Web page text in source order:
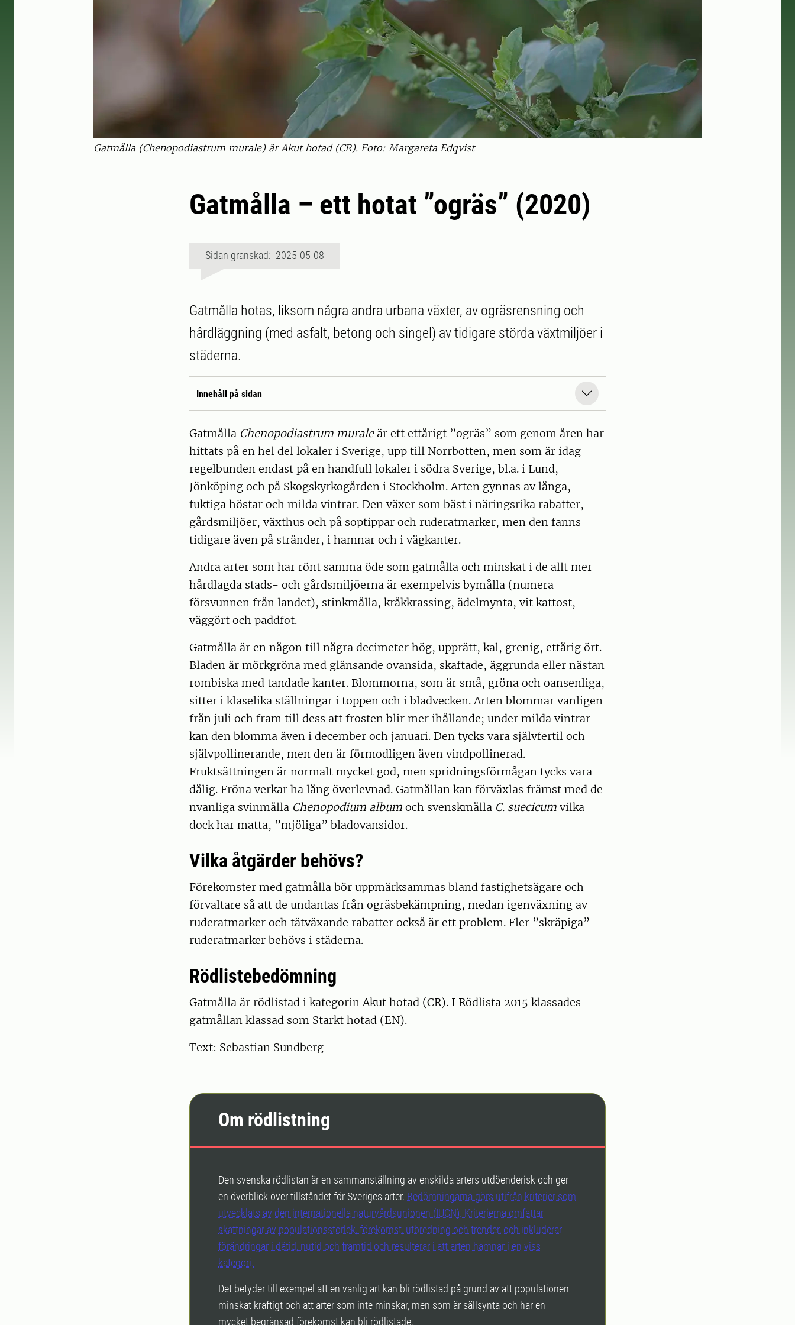
Gatmålla (Chenopodiastrum murale) är Akut hotad (CR). Foto: Margareta Edqvist
Gatmålla – ett hotat ”ogräs” (2020)
Sidan granskad: 2025-05-08
Gatmålla hotas, liksom några andra urbana växter, av ogräsrensning och
hårdläggning (med asfalt, betong och singel) av tidigare störda växtmiljöer i
städerna.
Innehåll på sidan
Gatmålla Chenopodiastrum muraleär ett ettårigt ”ogräs” som genom åren har
hittats på en hel del lokaler i Sverige, upp till Norrbotten, men som är idag
regelbunden endast på en handfull lokaler i södra Sverige, bl.a. i Lund,
Jönköping och på Skogskyrkogården i Stockholm. Arten gynnas av långa,
fuktiga höstar och milda vintrar. Den växer som bäst i näringsrika rabatter,
gårdsmiljöer, växthus och på soptippar och ruderatmarker, men den fanns
tidigare även på stränder, i hamnar och i vägkanter.
Andra arter som har rönt samma öde som gatmålla och minskat i de allt mer
hårdlagda stads- och gårdsmiljöerna är exempelvis bymålla (numera
försvunnen från landet), stinkmålla, kråkkrassing, ädelmynta, vit kattost,
väggört och paddfot.
Gatmålla är en någon till några decimeter hög, upprätt, kal, grenig, ettårig ört.
Bladen är mörkgröna med glänsande ovansida, skaftade, äggrunda eller nästan
rombiska med tandade kanter. Blommorna, som är små, gröna och oansenliga,
sitter i klaselika ställningar i toppen och i bladvecken. Arten blommar vanligen
från juli och fram till dess att frosten blir mer ihållande; under milda vintrar
kan den blomma även i december och januari. Den tycks vara självfertil och
självpollinerande, men den är förmodligen även vindpollinerad.
Fruktsättningen är normalt mycket god, men spridningsförmågan tycks vara
dålig. Fröna verkar ha lång överlevnad. Gatmållan kan förväxlas främst med de
nvanliga svinmålla Chenopodium album och svenskmålla C. suecicum vilka
dock har matta, ”mjöliga” bladovansidor.
Vilka åtgärder behövs?
Förekomster med gatmålla bör uppmärksammas bland fastighetsägare och
förvaltare så att de undantas från ogräsbekämpning, medan igenväxning av
ruderatmarker och tätväxande rabatter också är ett problem. Fler ”skräpiga”
ruderatmarker behövs i städerna.
Rödlistebedömning
Gatmålla är rödlistad i kategorin Akut hotad (CR). I Rödlista 2015 klassades
gatmållan klassad som Starkt hotad (EN).
Text: Sebastian Sundberg
Om rödlistning
Den svenska rödlistan är en sammanställning av enskilda arters utdöenderisk och ger
en överblick över tillståndet för Sveriges arter. Bedömningarna görs utifrån kriterier som
utvecklats av den internationella naturvårdsunionen (IUCN). Kriterierna omfattar
skattningar av populationsstorlek, förekomst, utbredning och trender, och inkluderar
förändringar i dåtid, nutid och framtid och resulterar i att arten hamnar i en viss
kategori.
Det betyder till exempel att en vanlig art kan bli rödlistad på grund av att populationen
minskat kraftigt och att arter som inte minskar, men som är sällsynta och har en
mycket begränsad förekomst kan bli rödlistade.